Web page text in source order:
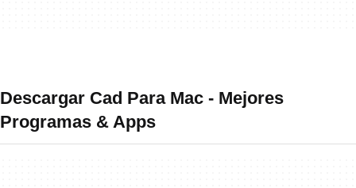
Descargar Cad Para Mac - Mejores
Programas & Apps